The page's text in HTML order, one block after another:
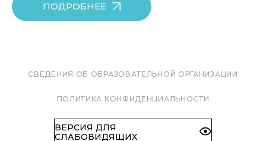
ПОДРОБНЕЕ
СВЕДЕНИЯ ОБ ОБРАЗОВАТЕЛЬНОЙ ОРГАНИЗАЦИИ
ПОЛИТИКА КОНФИДЕНЦИАЛЬНОСТИ
ВЕРСИЯ ДЛЯ
СЛАБОВИДЯЩИХ